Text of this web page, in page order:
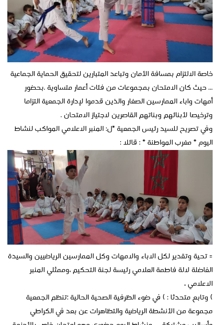
خاصة الالتزام بمسافة الأمان وتباعد المتبارين لتحقيق الحماية الجماعية
... حيث كان الامتحان بمجموعات من فئات أعمار متساوية .بحضور
أمهات واباء الممارسين الصغار والذين قدموا لإدارة الجمعية التزاما
وترخيصا لأبنائهم وبناتهم القاصرين لاجتياز الامتحان .
وفي تصريح للسيد رئيس الجمعية *ل: المنبر الاعلامي المواكب لنشاط
اليوم * مغرب المواطنة * : قائلا :
= تحية وتقدير لكل الاباء والامهات وكل الممارسين الرياضيين والسيدة
الفاضلة لالة فاطمة العلامي رئيسة لجنة التحكيم ،وممثلي المنبر
الاعلامي ،
) وتابع متحدثا : ) في ضوء الظرفية الصحية الحالية ؛تنظم الجمعية
مجموعة من الأنشطة الرياضية والتظاهرات عن بعد في الكراطي